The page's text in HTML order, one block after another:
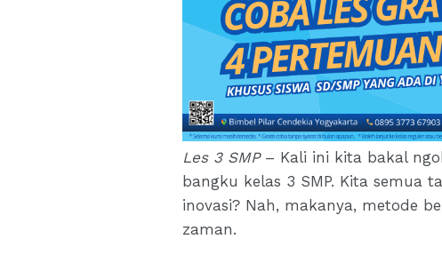
Les 3 SMP– Kali ini kita bakal
bangku kelas 3 SMP. Kita semua
inovasi? Nah, makanya, metode
zaman.